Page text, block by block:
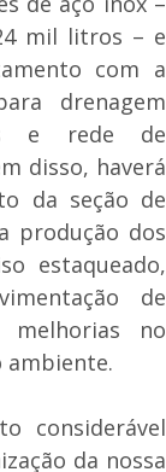
mil litros – e
com a
drenagem
e rede de
disso, haverá
da seção de
produção dos
estaqueado,
de
melhorias no
ambiente.
considerável
da nossa